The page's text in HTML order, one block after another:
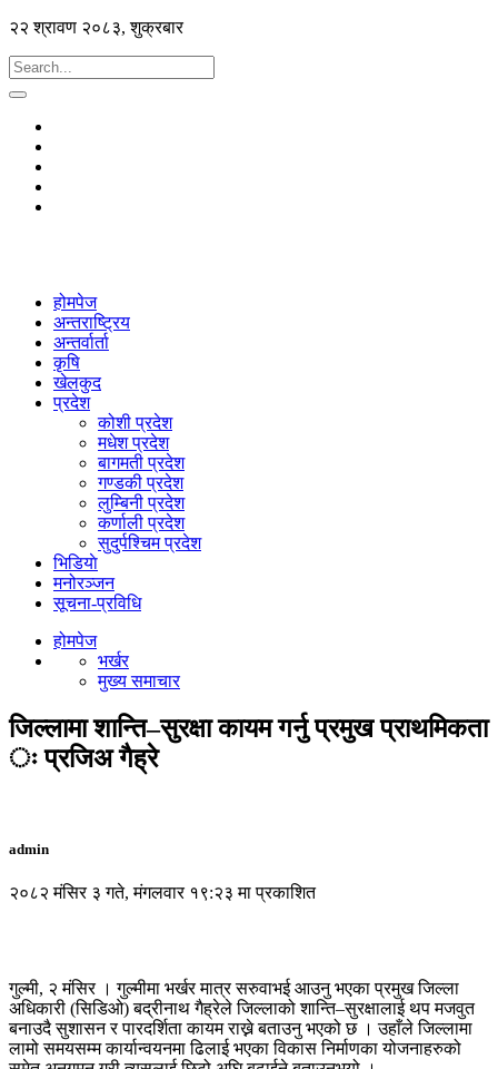
२२ श्रावण २०८३, शुक्रबार
होमपेज
अन्तराष्ट्रिय
अन्तर्वार्ता
कृषि
खेलकुद
प्रदेश
कोशी प्रदेश
मधेश प्रदेश
बागमती प्रदेश
गण्डकी प्रदेश
लुम्बिनी प्रदेश
कर्णाली प्रदेश
सुदुर्पश्चिम प्रदेश
भिडियाे
मनोरञ्जन
सूचना-प्रविधि
होमपेज
भर्खर
मुख्य समाचार
जिल्लामा शान्ति–सुरक्षा कायम गर्नु प्रमुख प्राथमिकता
ः प्रजिअ गैह्रे
admin
२०८२ मंसिर ३ गते, मंगलवार १९:२३ मा प्रकाशित
गुल्मी, २ मंसिर । गुल्मीमा भर्खर मात्र सरुवाभई आउनु भएका प्रमुख जिल्ला
अधिकारी (सिडिओ) बद्रीनाथ गैह्रेले जिल्लाको शान्ति–सुरक्षालाई थप मजवुत
बनाउदै सुशासन र पारदर्शिता कायम राख्ने बताउनु भएको छ । उहाँले जिल्लामा
लामो समयसम्म कार्यान्वयनमा ढिलाई भएका विकास निर्माणका योजनाहरुको